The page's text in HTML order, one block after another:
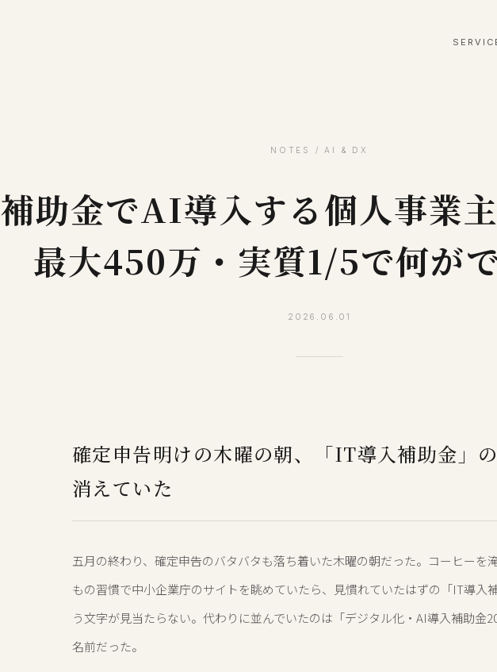
NOTES / AI & DX
補助金でAI導入する個人事業
最大450万・実質1/5で何が
2026.06.01
確定申告明けの木曜の朝、「IT導入補助金」
消えていた
五月の終わり、確定申告のバタバタも落ち着いた木曜の朝だった。コーヒーを
もの習慣で中小企業庁のサイトを眺めていたら、見慣れていたはずの「IT導入
う文字が見当たらない。代わりに並んでいたのは「デジタル化・AI導入補助金
名前だった。